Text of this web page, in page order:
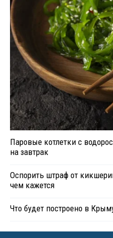
Паровые котлетки с
на завтрак
Оспорить штраф от
чем кажется
Что будет построено в